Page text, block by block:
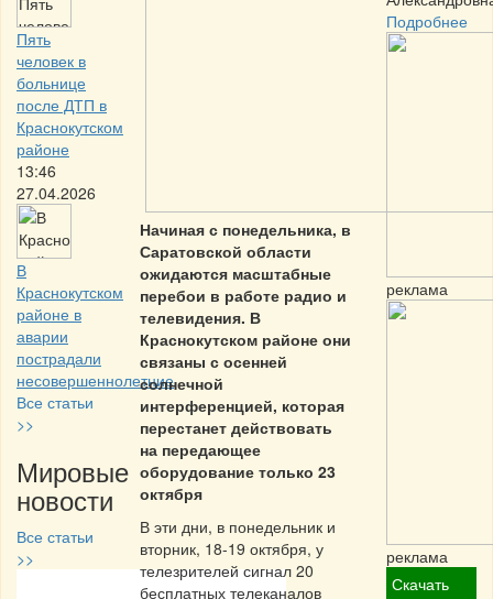
Пять
человек в
больнице
после ДТП в
Краснокутском
районе
13:46
27.04.2026
В
Краснокутском
районе в
аварии
пострадали
несовершеннолетние
Все статьи
>>
Мировые
новости
Все статьи
>>
Начиная с понедельника, в
Саратовской области
ожидаются масштабные
перебои в работе радио и
телевидения. В
Краснокутском районе они
связаны с осенней
солнечной
интерференцией, которая
перестанет действовать
на передающее
оборудование только 23
октября
В эти дни, в понедельник и
вторник, 18-19 октября, у
телезрителей сигнал 20
бесплатных телеканалов
Подробнее
реклама
реклама
Скачать